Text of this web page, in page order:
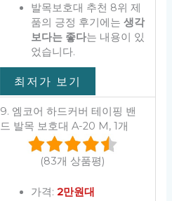
발목보호대 추천 8위 제
품의 긍정 후기에는 생각
보다는 좋다는 내용이 있
었습니다.
최저가 보기
9. 엠코어 하드커버 테이핑 밴
드 발목 보호대 A-20 M, 1개
(83개 상품평)
가격: 2만원대